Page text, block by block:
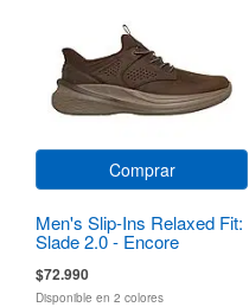
Comprar
Men's Slip-Ins Relaxed Fit:
Slade 2.0 - Encore
$72.990
Disponible en 2 colores